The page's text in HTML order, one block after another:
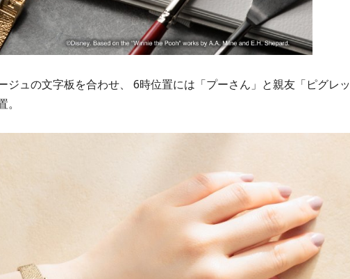
ジュの文字板を合わせ、 6時位置には「プーさん」と親友「ピグレッ